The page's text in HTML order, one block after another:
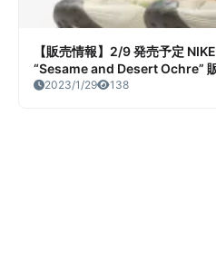
【販売情報】2/9 発売予定
“Sesame and Desert Ochre”
2023/1/29 138